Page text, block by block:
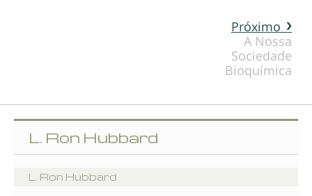
Próximo
A Nossa
Sociedade
Bioquímica
L. Ron Hubbard
L. Ron Hubbard